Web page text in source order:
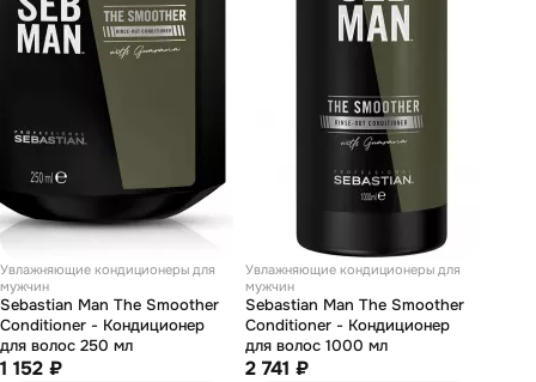
Увлажняющие кондиционеры для
мужчин
Sebastian Man The Smoother
Conditioner - Кондиционер
для волос 250 мл
1 152 ₽
Увлажняющие кондиционеры для
мужчин
Sebastian Man The Smoother
Conditioner - Кондиционер
для волос 1000 мл
2 741 ₽